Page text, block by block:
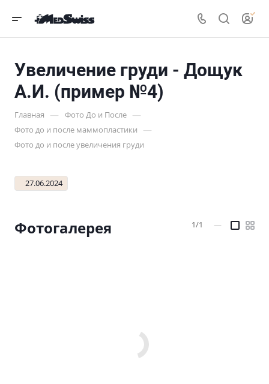
Увеличение груди - Дощук
А.И. (пример №4)
Главная — Фото До и После —
Фото до и после маммопластики —
Фото до и после увеличения груди
27.06.2024
Фотогалерея 1/1 —